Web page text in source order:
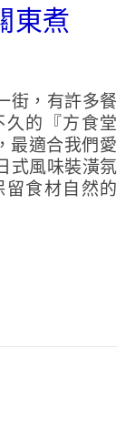
東煮
的『方食堂
最適合我們愛
式風味裝潢氛
食材自然的